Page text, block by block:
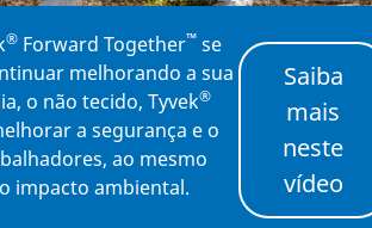
® Forward Together™ se
melhorando a sua
o não tecido, Tyvek®
a segurança e o
ao mesmo
impacto ambiental.
Saiba
mais
neste
vídeo